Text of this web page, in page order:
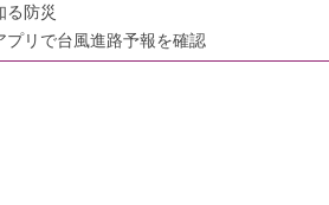
る防災
プリで台風進路予報を確認